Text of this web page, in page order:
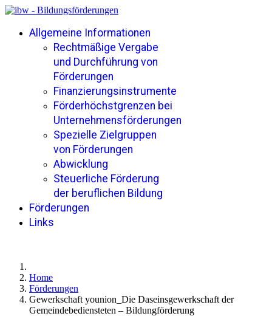
Allgemeine Informationen
Rechtmäßige Vergabe
und Durchführung von
Förderungen
Finanzierungsinstrumente
Förderhöchstgrenzen bei
Unternehmensförderungen
Spezielle Zielgruppen
von Förderungen
Abwicklung
Steuerliche Förderung
der beruflichen Bildung
Förderungen
Links
Home
Förderungen
Gewerkschaft younion_Die Daseinsgewerkschaft der
Gemeindebediensteten – Bildungförderung